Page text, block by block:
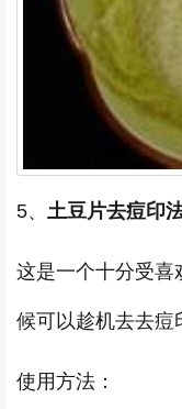
5、 土豆片去痘印
这是一个十分受喜
候可以趁机去去痘
使用方法：